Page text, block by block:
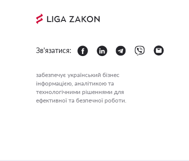
Зв'язатися:
забезпечує український бізнес
інформацією, аналітикою та
технологічними рішеннями для
ефективної та безпечної роботи.